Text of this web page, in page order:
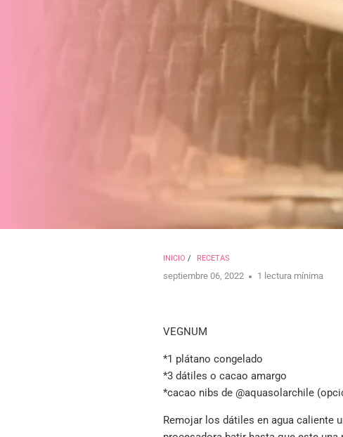
INICIO / RECETAS
septiembre 06, 2022 1 lectura mínima
VEGNUM
*1 plátano congelado
*3 dátiles o cacao amargo
*cacao nibs de @aquasolarchile
Remojar los dátiles en agua caliente